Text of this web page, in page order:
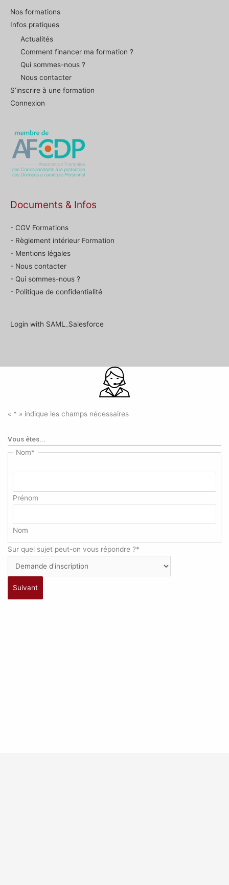
Nos formations
Infos pratiques
Actualités
Comment financer ma formation ?
Qui sommes-nous ?
Nous contacter
S’inscrire à une formation
Connexion
Documents & Infos
- CGV Formations
- Règlement intérieur Formation
- Mentions légales
- Nous contacter
- Qui sommes-nous ?
- Politique de confidentialité
Login with SAML_Salesforce
« * » indique les champs nécessaires
Vous êtes...
Nom*
Prénom
Nom
Sur quel sujet peut-on vous répondre ?*
Suivant